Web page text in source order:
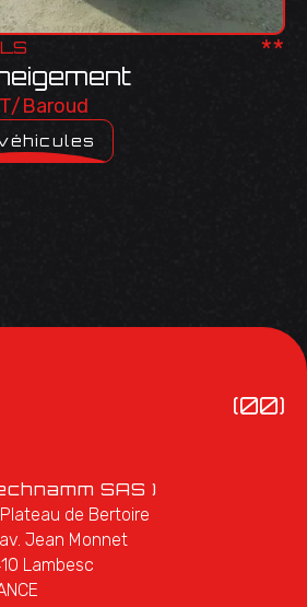
Baroud
**
(00)
SAS )
de Bertoire
Jean Monnet
Lambesc